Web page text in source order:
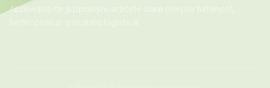
Abonează-te și primește articole clare despre fulfilment,